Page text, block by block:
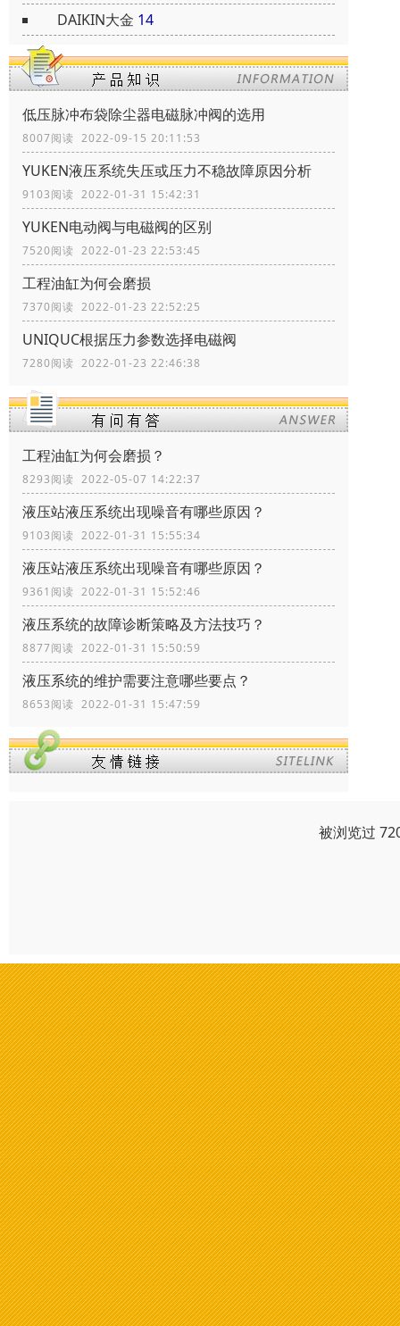
DAIKIN大金 14
低压脉冲布袋除尘器电磁脉冲阀的选用
8007阅读 2022-09-15 20:11:53
YUKEN液压系统失压或压力不稳故障原因分析
9103阅读 2022-01-31 15:42:31
YUKEN电动阀与电磁阀的区别
7520阅读 2022-01-23 22:53:45
工程油缸为何会磨损
7370阅读 2022-01-23 22:52:25
UNIQUC根据压力参数选择电磁阀
7280阅读 2022-01-23 22:46:38
工程油缸为何会磨损？
8293阅读 2022-05-07 14:22:37
液压站液压系统出现噪音有哪些原因？
9103阅读 2022-01-31 15:55:34
液压站液压系统出现噪音有哪些原因？
9361阅读 2022-01-31 15:52:46
液压系统的故障诊断策略及方法技巧？
8877阅读 2022-01-31 15:50:59
液压系统的维护需要注意哪些要点？
8653阅读 2022-01-31 15:47:59
被浏览过